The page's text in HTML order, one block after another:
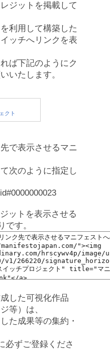
ジットを掲載して
利用して構築した
ッチへリンクを表
ば下記のようにク
いたします。
で表示させるマニ
次のように指定し
ットを表示させる
です。
した可視化作品
等）は、
た成果等の集約・
必ずご登録くださ